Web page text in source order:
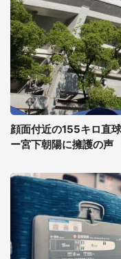
顔面付近の155キロ直
ー宮下朝陽に擁護の声